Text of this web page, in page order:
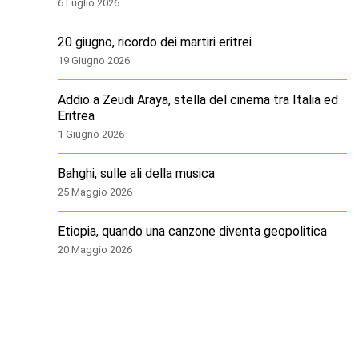
6 Luglio 2026
20 giugno, ricordo dei martiri eritrei
19 Giugno 2026
Addio a Zeudi Araya, stella del cinema tra Italia ed
Eritrea
1 Giugno 2026
Bahghi, sulle ali della musica
25 Maggio 2026
Etiopia, quando una canzone diventa geopolitica
20 Maggio 2026